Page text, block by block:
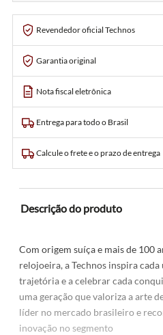
Revendedor oficial Technos
Garantia original
Nota fiscal eletrônica
Entrega para todo o Brasil
Calcule o frete e o prazo de entrega
Descrição do produto
Com origem suíça e mais de 100
relojoeira, a Technos inspira
trajetória e a celebrar cada
uma geração que valoriza a arte
líder no mercado brasileiro e
inovação no segmento